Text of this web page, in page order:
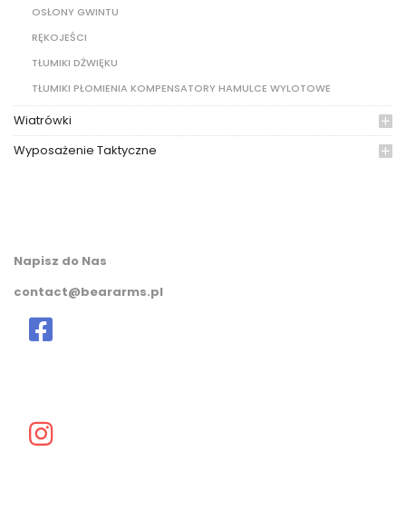
OSŁONY GWINTU
RĘKOJEŚCI
TŁUMIKI DŻWIĘKU
TŁUMIKI PŁOMIENIA KOMPENSATORY HAMULCE WYLOTOWE
Wiatrówki
Wyposażenie Taktyczne
Napisz do Nas
contact@beararms.pl